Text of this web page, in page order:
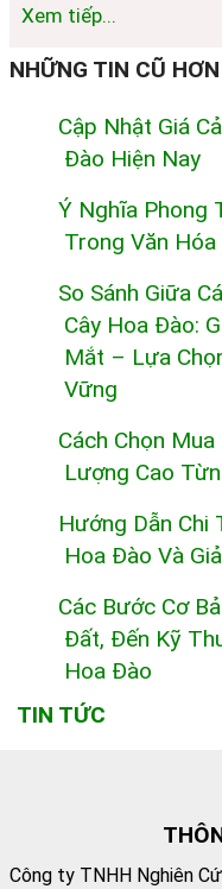
Xem tiếp...
NHỮNG TIN CŨ HƠN
Cập Nhật Giá
Đào Hiện Nay
Ý Nghĩa Phong
Trong Văn
So Sánh Giữa
Cây Hoa Đào:
Mắt – Lựa
Vững
Cách Chọn
Lượng Cao
Hướng Dẫn Chi
Hoa Đào Và
Các Bước Cơ
Đất, Đến Kỹ
Hoa Đào
TIN TỨC
Công ty TNHH Nghiên